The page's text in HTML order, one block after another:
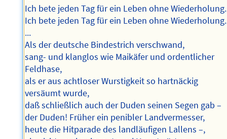
Ich bete jeden Tag für ein Leben ohne Wiederholung.
Ich bete jeden Tag für ein Leben ohne Wiederholung.
...
Als der deutsche Bindestrich verschwand,
sang- und klanglos wie Maikäfer und ordentlicher
Feldhase,
als er aus achtloser Wurstigkeit so hartnäckig
versäumt wurde,
daß schließlich auch der Duden seinen Segen gab –
der Duden! Früher ein penibler Landvermesser,
heute die Hitparade des landläufigen Lallens –,